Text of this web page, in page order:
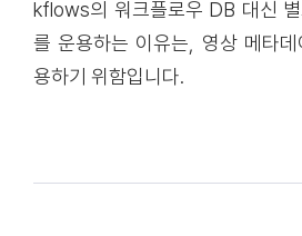
kflows의 워크플로우 DB 대신
를 운용하는 이유는, 영상 메타
용하기 위함입니다.